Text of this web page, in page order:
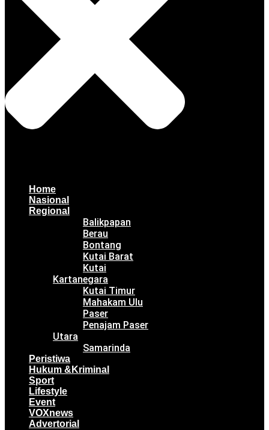
Home
Nasional
Regional
Balikpapan
Berau
Bontang
Kutai Barat
Kutai
Kartanegara
Kutai Timur
Mahakam Ulu
Paser
Penajam Paser
Utara
Samarinda
Peristiwa
Hukum &Kriminal
Sport
Lifestyle
Event
VOXnews
Advertorial